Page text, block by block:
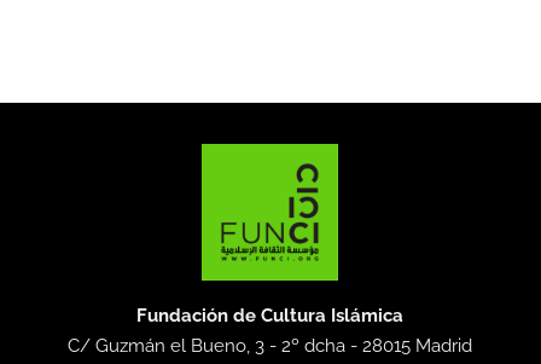
Fundación de Cultura Islámica
C/ Guzmán el Bueno, 3 - 2º dcha -28015 Madrid